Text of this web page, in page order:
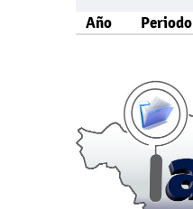
Año Periodo